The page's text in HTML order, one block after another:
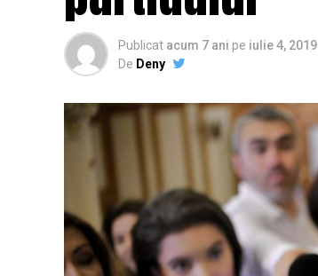
Publicat acum 7 ani pe iulie 4, 2019
De Deny